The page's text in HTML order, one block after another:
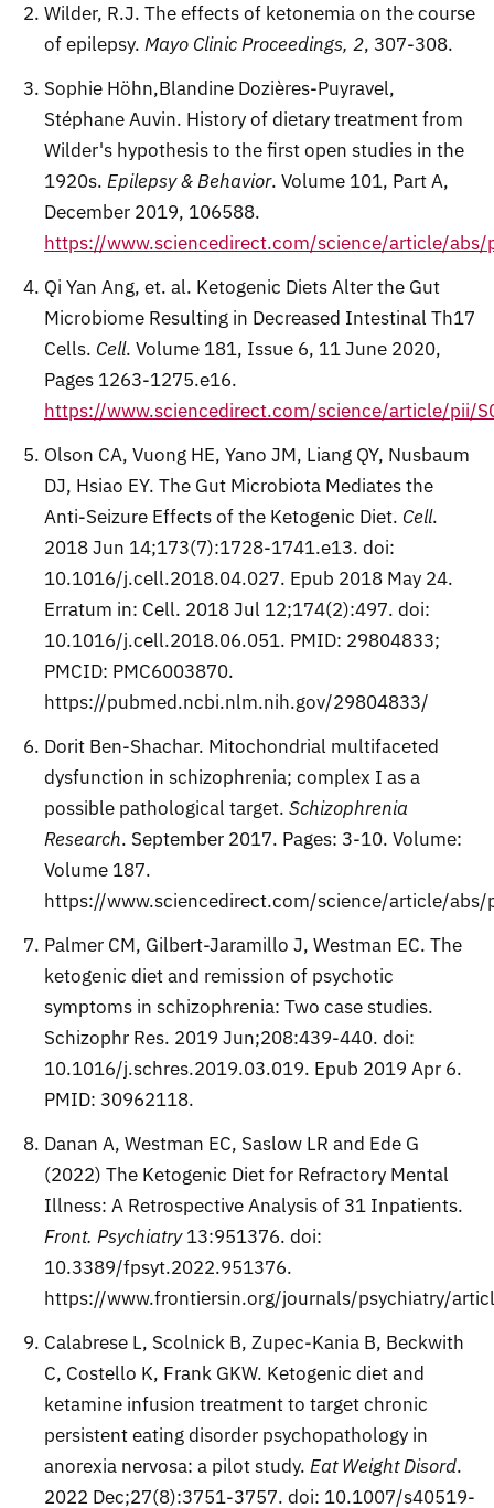
Wilder, R.J. The effects of ketonemia on the course
of epilepsy. Mayo Clinic Proceedings, 2, 307-308.
Sophie Höhn,Blandine Dozières-Puyravel,
Stéphane Auvin. History of dietary treatment from
Wilder's hypothesis to the first open studies in the
1920s. Epilepsy & Behavior. Volume 101, Part A,
December 2019, 106588.
https://www.sciencedirect.com/science/article/
Qi Yan Ang, et. al. Ketogenic Diets Alter the Gut
Microbiome Resulting in Decreased Intestinal Th17
Cells. Cell. Volume 181, Issue 6, 11 June 2020,
Pages 1263-1275.e16.
https://www.sciencedirect.com/science/article/pii/
Olson CA, Vuong HE, Yano JM, Liang QY, Nusbaum
DJ, Hsiao EY. The Gut Microbiota Mediates the
Anti-Seizure Effects of the Ketogenic Diet. Cell.
2018 Jun 14;173(7):1728-1741.e13. doi:
10.1016/j.cell.2018.04.027. Epub 2018 May 24.
Erratum in: Cell. 2018 Jul 12;174(2):497. doi:
10.1016/j.cell.2018.06.051. PMID: 29804833;
PMCID: PMC6003870.
https://pubmed.ncbi.nlm.nih.gov/29804833/
Dorit Ben-Shachar. Mitochondrial multifaceted
dysfunction in schizophrenia; complex I as a
possible pathological target. Schizophrenia
Research. September 2017. Pages: 3-10. Volume:
Volume 187.
https://www.sciencedirect.com/science/article/
Palmer CM, Gilbert-Jaramillo J, Westman EC. The
ketogenic diet and remission of psychotic
symptoms in schizophrenia: Two case studies.
Schizophr Res. 2019 Jun;208:439-440. doi:
10.1016/j.schres.2019.03.019. Epub 2019 Apr 6.
PMID: 30962118.
Danan A, Westman EC, Saslow LR and Ede G
(2022) The Ketogenic Diet for Refractory Mental
Illness: A Retrospective Analysis of 31 Inpatients.
Front. Psychiatry13:951376. doi:
10.3389/fpsyt.2022.951376.
https://www.frontiersin.org/journals/psychiatry/
Calabrese L, Scolnick B, Zupec-Kania B, Beckwith
C, Costello K, Frank GKW. Ketogenic diet and
ketamine infusion treatment to target chronic
persistent eating disorder psychopathology in
anorexia nervosa: a pilot study. Eat Weight Disord.
2022 Dec;27(8):3751-3757. doi: 10.1007/s40519-